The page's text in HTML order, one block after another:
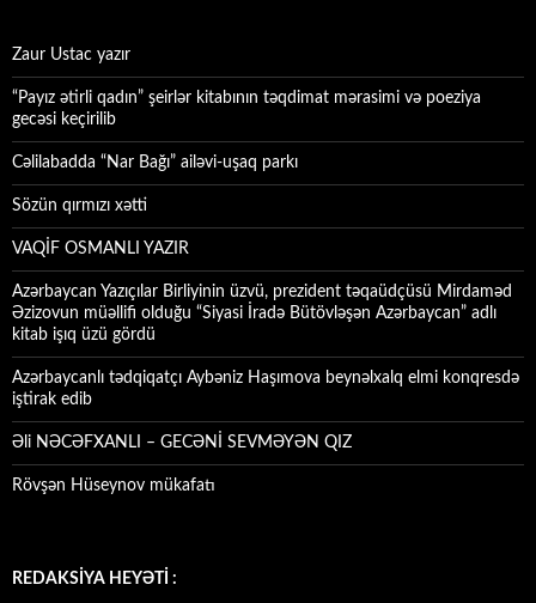
Zaur Ustac yazır
“Payız ətirli qadın” şeirlər kitabının təqdimat mərasimi və poeziya
gecəsi keçirilib
Cəlilabadda “Nar Bağı” ailəvi-uşaq parkı
Sözün qırmızı xətti
VAQİF OSMANLI YAZIR
Azərbaycan Yazıçılar Birliyinin üzvü, prezident təqaüdçüsü Mirdaməd
Əzizovun müəllifi olduğu “Siyasi İradə Bütövləşən Azərbaycan” adlı
kitab işıq üzü gördü
Azərbaycanlı tədqiqatçı Aybəniz Haşımova beynəlxalq elmi konqresdə
iştirak edib
Əli NƏCƏFXANLI – GECƏNİ SEVMƏYƏN QIZ
Rövşən Hüseynov mükafatı
REDAKSİYA HEYƏTİ :